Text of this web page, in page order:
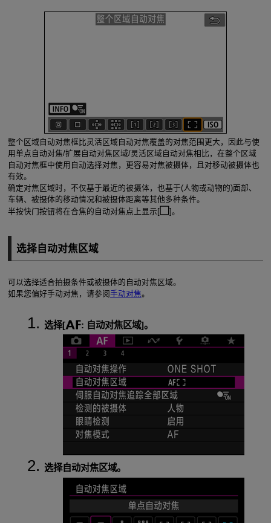
整个区域自动对焦框比灵活区域自动对焦覆盖的对焦范围更大，因此与使
用单点自动对焦/扩展自动对焦区域/灵活区域自动对焦相比，在整个区域
自动对焦框中使用自动选择对焦，更容易对焦被摄体，且对移动被摄体也
有效。
确定对焦区域时，不仅基于最近的被摄体，也基于(人物或动物的)面部、
车辆、被摄体的移动情况和被摄体距离等其他多种条件。
半按快门按钮将在合焦的自动对焦点上显示[
]。
选择自动对焦区域
可以选择适合拍摄条件或被摄体的自动对焦区域。
如果您偏好手动对焦，请参阅手动对焦。
选择[ : 自动对焦区域]。
选择自动对焦区域。